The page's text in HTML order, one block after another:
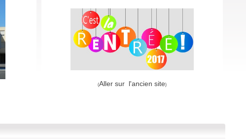
(Aller sur l'ancien site)